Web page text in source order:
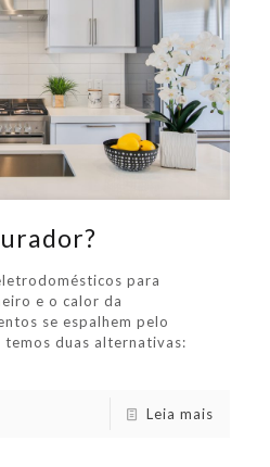
para
e o calor da
se espalhem pelo
temos duas alternativas:
Leia mais